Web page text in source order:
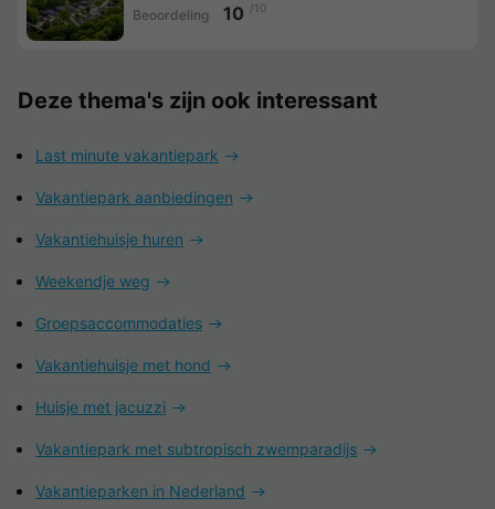
Beoordeling 10 /10
Deze thema's zijn ook interessant
Last minute vakantiepark
Vakantiepark aanbiedingen
Vakantiehuisje huren
Weekendje weg
Groepsaccommodaties
Vakantiehuisje met hond
Huisje met jacuzzi
Vakantiepark met subtropisch zwemparadijs
Vakantieparken in Nederland